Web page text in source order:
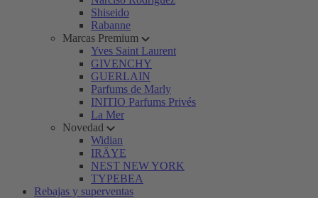
Shiseido
Rabanne
Marcas Premium
Yves Saint Laurent
GIVENCHY
GUERLAIN
Parfums de Marly
INITIO Parfums Privés
La Mer
Novedad
Widian
IRÄYE
NEST NEW YORK
TYPEBEA
Rebajas y superventas